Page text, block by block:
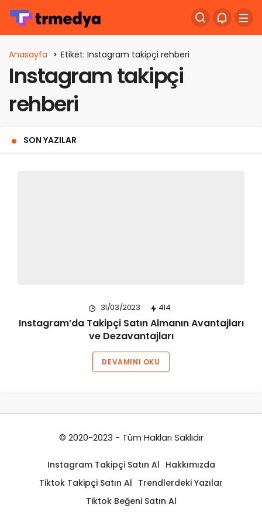
Anasayfa Etiket: Instagram takipçi rehberi
Instagram takipçi
rehberi
SON YAZILAR
31/03/2023 414
Instagram’da Takipçi Satın Almanın Avantajları
ve Dezavantajları
DEVAMINI OKU
© 2020-2023 - Tüm Hakları Saklıdır
Instagram Takipçi Satın Al Hakkımızda
Tiktok Takipçi Satın Al Trendlerdeki Yazılar
Tiktok Beğeni Satın Al